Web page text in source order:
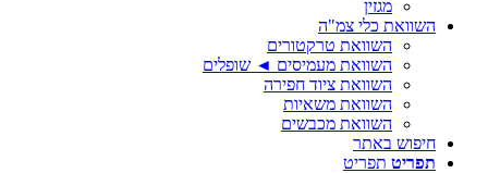
מגזין
השוואת כלי צמ"ה
השוואת טרקטורים
השוואת מעמיסים ◄ שופלים
השוואת ציוד חפירה
השוואת משאיות
השוואת מכבשים
חיפוש באתר
תפריט תפריט